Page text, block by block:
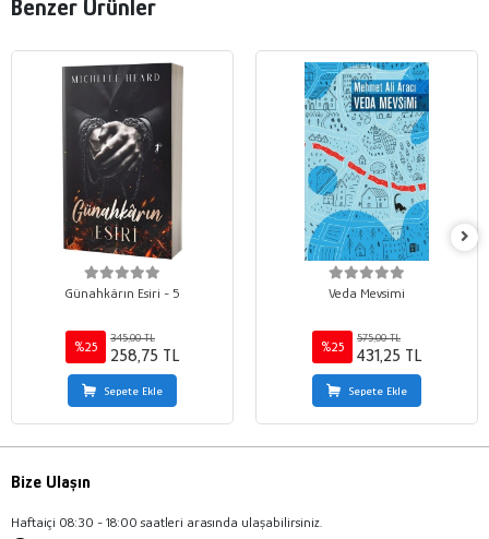
Benzer Ürünler
Günahkârın Esiri - 5
%25
345,00 TL
258,75 TL
Sepete Ekle
Veda Mevsimi
%25
575,00 TL
431,25 TL
Sepete Ekle
Bize Ulaşın
Haftaiçi 08:30 - 18:00 saatleri arasında ulaşabilirsiniz.